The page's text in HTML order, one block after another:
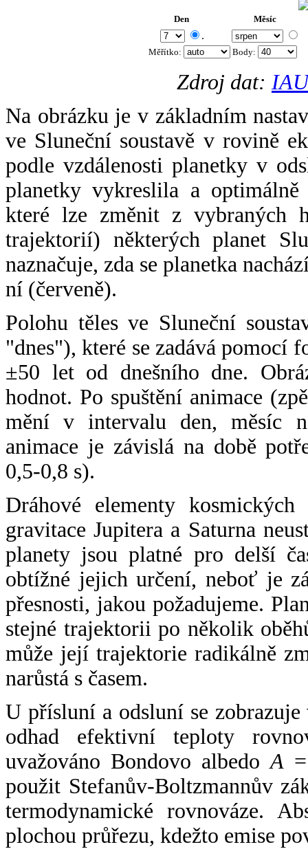
Den Měsíc
.
Měřítko: Body:
Zdroj dat:
Na obrázku je v základním
ve Sluneční soustavě v rovině
podle vzdálenosti planetky v
planetky vykreslila a
které lze změnit z vybraných
trajektorií) některých planet
naznačuje, zda se planetka
ní (červeně).
Polohu těles ve Sluneční
"dnes"), které se zadává pomocí
±50 let od dnešního dne.
hodnot. Po spuštění animace
mění v intervalu den, měsíc
animace je závislá na době
0,5-0,8 s).
Dráhové elementy
gravitace Jupitera a Saturna
planety jsou platné pro delší
obtížné jejich určení, neboť je
přesnosti, jakou požadujeme.
stejné trajektorii po několik
může její trajektorie radikálně
narůstá s časem.
U přísluní a odsluní se
odhad efektivní teploty
uvažováno Bondovo albedoA
použit Stefanův-Boltzmannův
termodynamické rovnováze.
plochou průřezu, kdežto emise